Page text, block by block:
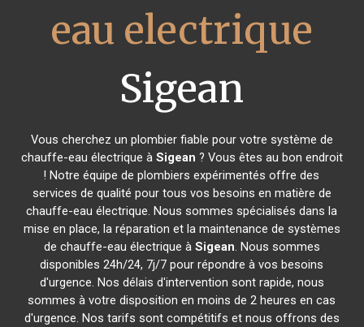
eau electrique
Sigean
Vous cherchez un plombier fiable pour votre système de
chauffe-eau électrique à Sigean ? Vous êtes au bon endroit
! Notre équipe de plombiers expérimentés offre des
services de qualité pour tous vos besoins en matière de
chauffe-eau électrique. Nous sommes spécialisés dans la
mise en place, la réparation et la maintenance de systèmes
de chauffe-eau électrique à Sigean. Nous sommes
disponibles 24h/24, 7j/7 pour répondre à vos besoins
d'urgence. Nos délais d'intervention sont rapide, nous
sommes à votre disposition en moins de 2 heures en cas
d'urgence. Nos tarifs sont compétitifs et nous offrons des